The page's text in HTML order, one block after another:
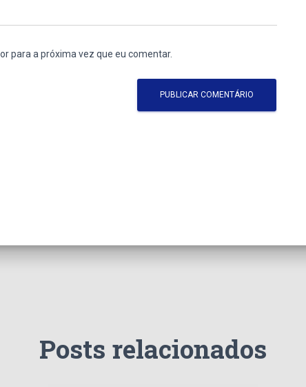
para a próxima vez que eu comentar.
Posts relacionados